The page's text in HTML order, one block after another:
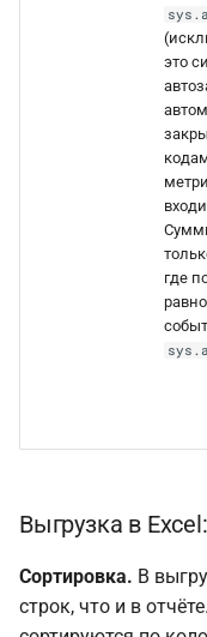
это
где
равно
Выгрузка в
Сортировка. В
строк, что и в